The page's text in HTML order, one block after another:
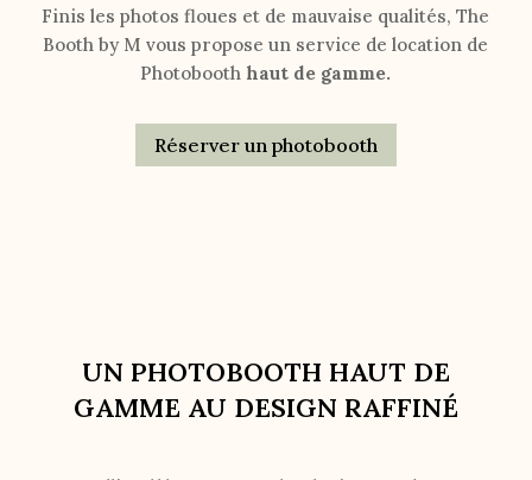
Finis les photos floues et de mauvaise qualités, The
Booth by M vous propose un service de location de
Photobooth haut de gamme.
Réserver un photobooth
UN PHOTOBOOTH HAUT DE
GAMME AU DESIGN RAFFINÉ